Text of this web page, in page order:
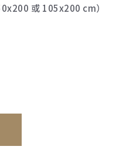
或 105x200 cm）